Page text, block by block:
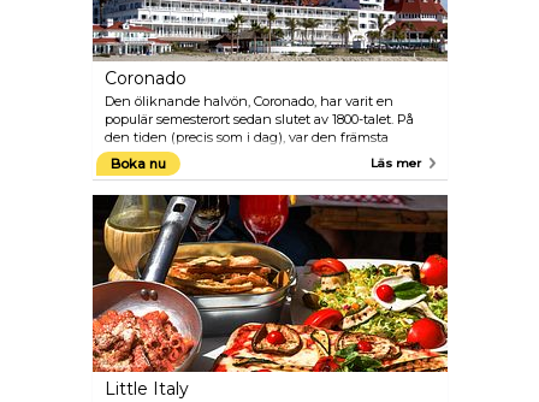
Coronado
Den öliknande halvön, Coronado, har varit en
populär semesterort sedan slutet av 1800-talet. På
den tiden (precis som i dag), var den främsta
attraktionen Hotel del Coronado, känd som "The
Del". Hotellet har kunnat räkna många presidenter
och kändisar, bland annat Marilyn Monroe och
Frank Sinatra, som sina gäster.
Boka nu Läs mer
Little Italy